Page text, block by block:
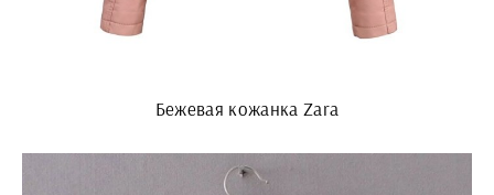
Бежевая кожанка Zara